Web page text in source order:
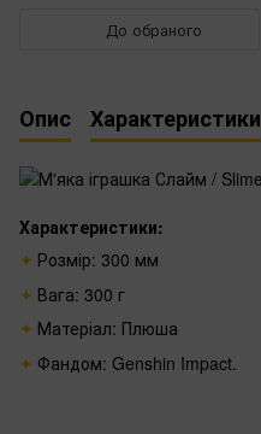
До обраного
Опис Характеристики
Характеристики:
Розмір: 300 мм
Вага: 300 г
Матеріал: Плюша
Фандом: Genshin Impact.